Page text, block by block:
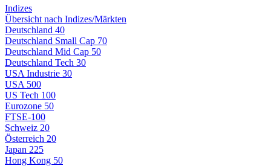
Indizes
Übersicht nach Indizes/Märkten
Deutschland 40
Deutschland Small Cap 70
Deutschland Mid Cap 50
Deutschland Tech 30
USA Industrie 30
USA 500
US Tech 100
Eurozone 50
FTSE-100
Schweiz 20
Österreich 20
Japan 225
Hong Kong 50